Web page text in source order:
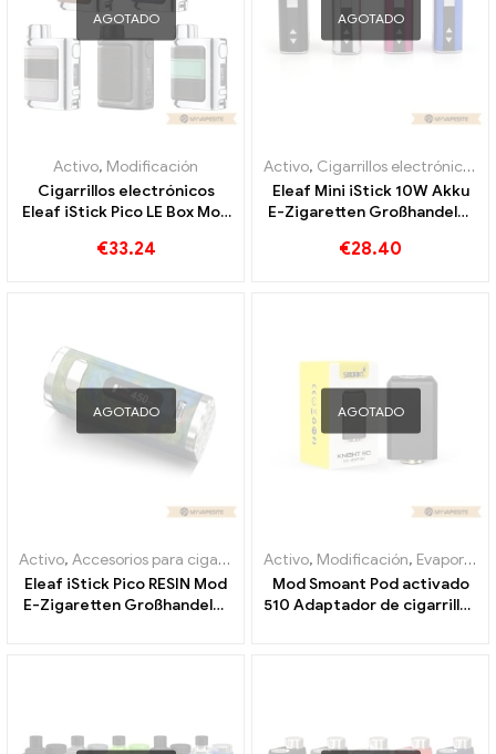
AGOTADO
Activo, Modificación
Cigarrillos electrónicos
Eleaf iStick Pico LE Box Mod
personalizados
€33.24
AGOTADO
Activo, Cigarrillos electrónicos desechables Lituania
Eleaf Mini iStick 10W Akku
E-Zigaretten Großhandel丨
€28.40
AGOTADO
Activo, Accesorios para cigarrillos electrónicos ,Modificación
Eleaf iStick Pico RESIN Mod
E-Zigaretten Großhandel丨
AGOTADO
Activo, Modificación, Evaporador
Mod Smoant Pod activado
510 Adaptador de cigarrillos